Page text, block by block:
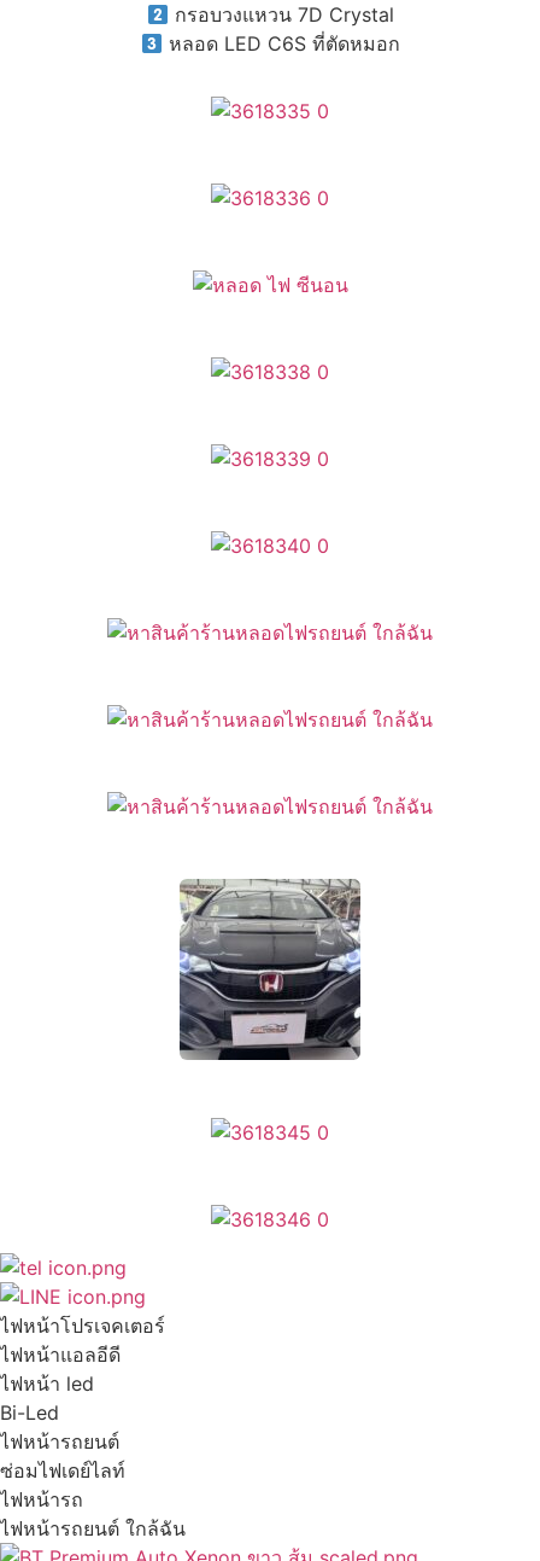
กรอบวงแหวน 7D Crystal
หลอด LED C6S ที่ตัดหมอก
ไฟหน้าโปรเจคเตอร์
ไฟหน้าแอลอีดี
ไฟหน้า led
Bi-Led
ไฟหน้ารถยนต์
ซ่อมไฟเดย์ไลท์
ไฟหน้ารถ
ไฟหน้ารถยนต์ ใกล้ฉัน